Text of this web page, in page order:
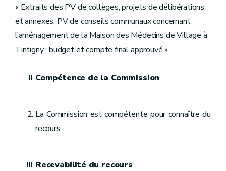
« Extraits des PV de collèges, projets de délibérations
et annexes, PV de conseils communaux concernant
l’aménagement de la Maison des Médecins de Village à
Tintigny ; budget et compte final approuvé ».
Compétence de la Commission
La Commission est compétente pour connaître du
recours.
Recevabilité du recours